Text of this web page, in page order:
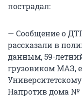
пострадал:
— Сообщение о
рассказали в
данным, 59-
грузовиком МАЗ,
Напротив дома №